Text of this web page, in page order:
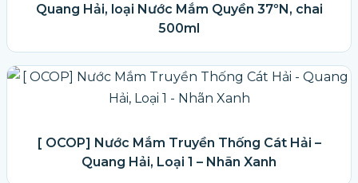
Quang Hải, loại Nước Mắm Quyền 37ºN, chai
500ml
[ OCOP] Nước Mắm Truyền Thống Cát Hải –
Quang Hải, Loại 1 – Nhãn Xanh